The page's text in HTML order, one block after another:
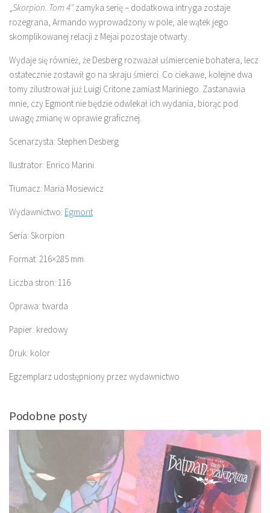
„Skorpion. Tom 4″zamyka serię – dodatkowa intryga zostaje
rozegrana, Armando wyprowadzony w pole, ale wątek jego
skomplikowanej relacji z Mejai pozostaje otwarty.
Wydaje się również, że Desberg rozważał uśmiercenie bohatera, lecz
ostatecznie zostawił go na skraju śmierci. Co ciekawe, kolejne dwa
tomy zilustrował już Luigi Critone zamiast Mariniego. Zastanawia
mnie, czy Egmont nie będzie odwlekał ich wydania, biorąc pod
uwagę zmianę w oprawie graficznej.
Scenarzysta: Stephen Desberg
Ilustrator: Enrico Marini
Tłumacz: Maria Mosiewicz
Wydawnictwo: Egmont
Seria: Skorpion
Format: 216×285 mm
Liczba stron: 116
Oprawa: twarda
Papier: kredowy
Druk: kolor
Egzemplarz udostępniony przez wydawnictwo
Podobne posty